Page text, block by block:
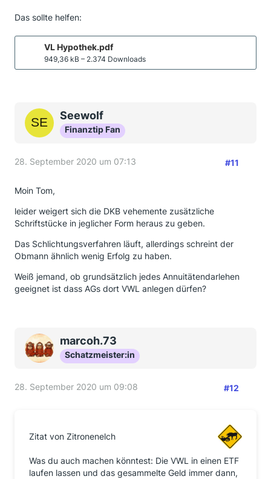
Das sollte helfen:
VL Hypothek.pdf
949,36 kB – 2.374 Downloads
Seewolf
Finanztip Fan
28. September 2020 um 07:13 #11
Moin Tom,
leider weigert sich die DKB vehemente zusätzliche
Schriftstücke in jeglicher Form heraus zu geben.
Das Schlichtungsverfahren läuft, allerdings schreint der
Obmann ähnlich wenig Erfolg zu haben.
Weiß jemand, ob grundsätzlich jedes Annuitätendarlehen
geeignet ist dass AGs dort VWL anlegen dürfen?
marcoh.73
Schatzmeister:in
28. September 2020 um 09:08 #12
Zitat von Zitronenelch
Was du auch machen könntest: Die VWL in einen ETF
laufen lassen und das gesammelte Geld immer dann,